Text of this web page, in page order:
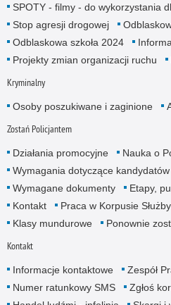
SPOTY - filmy - do wykorzystania
Stop agresji drogowej
Odblaskowa szkoła 2024
Projekty zmian organizacji ruchu
Kryminalny
Osoby poszukiwane i zaginione
Zostań Policjantem
Działania promocyjne
Nauka o
Wymagania dotyczące kandydatów
Wymagane dokumenty
Etapy,
Kontakt
Praca w Korpusie
Klasy mundurowe
Ponownie
Kontakt
Informacje kontaktowe
Zespół
Numer ratunkowy SMS
Zgłoś